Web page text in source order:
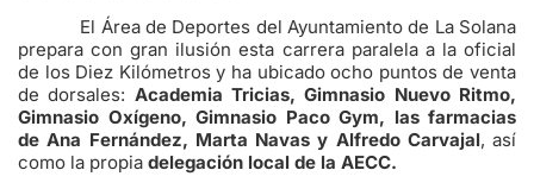
El Área de Deportes del Ayuntamiento de La Solana
prepara con gran ilusión esta carrera paralela a la oficial
de los Diez Kilómetros y ha ubicado ocho puntos de venta
de dorsales: Academia Tricias, Gimnasio Nuevo Ritmo,
Gimnasio Oxígeno, Gimnasio Paco Gym, las farmacias
de Ana Fernández, Marta Navas y Alfredo Carvajal, así
como la propia delegación local de la AECC.